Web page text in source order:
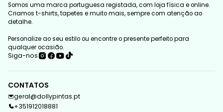
Somos uma marca portuguesa registada, com loja física e online.
Criamos t-shirts, tapetes e muito mais, sempre com atenção ao
detalhe.
Personalize ao seu estilo ou encontre o presente perfeito para
qualquer ocasião.
Siga-nos
CONTATOS
geral@dollypintas.pt
+351912018881